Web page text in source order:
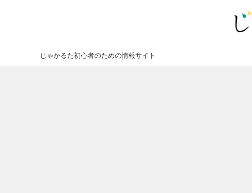
じゃかるた初心者のための情報サイト